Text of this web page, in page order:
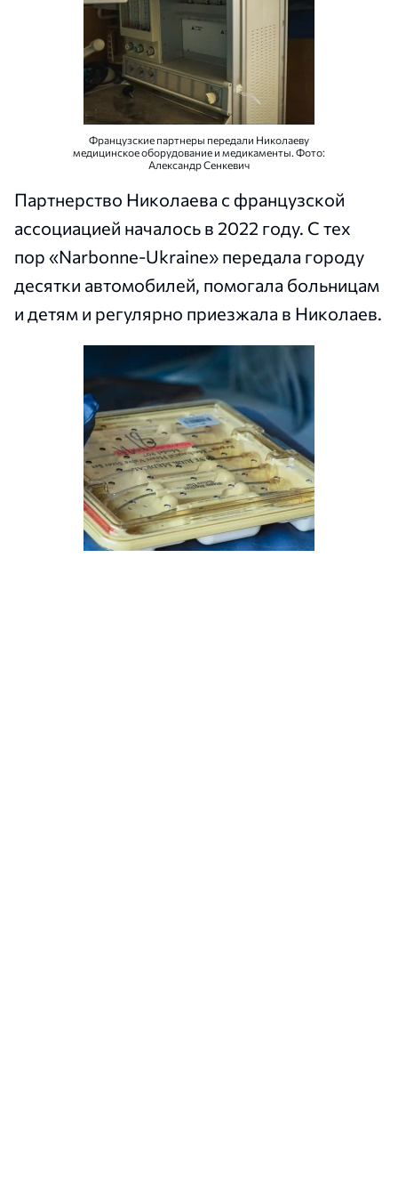
Французские партнеры передали Николаеву
медицинское оборудование и медикаменты. Фото:
Александр Сенкевич
Партнерство Николаева с французской
ассоциацией началось в 2022 году. С тех
пор «Narbonne-Ukraine» передала городу
десятки автомобилей, помогала больницам
и детям и регулярно приезжала в Николаев.